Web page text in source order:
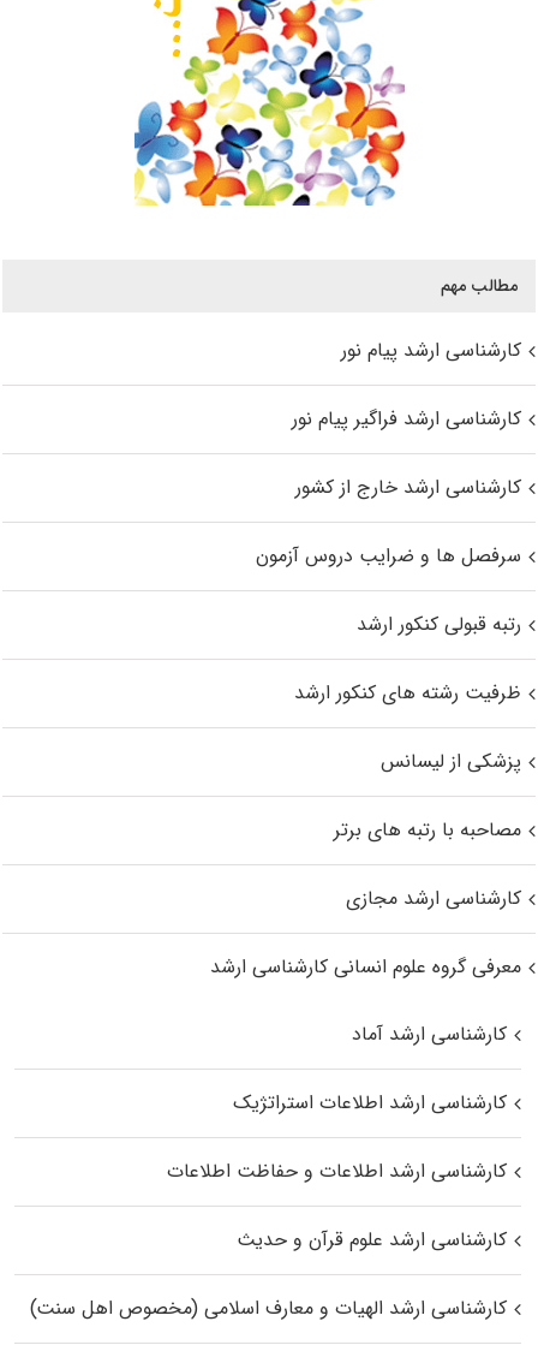
مطالب مهم
کارشناسی ارشد پیام نور
کارشناسی ارشد فراگیر پیام نور
کارشناسی ارشد خارج از کشور
سرفصل ها و ضرایب دروس آزمون
رتبه قبولی کنکور ارشد
ظرفیت رشته های کنکور ارشد
پزشکی از لیسانس
مصاحبه با رتبه های برتر
کارشناسی ارشد مجازی
معرفی گروه علوم انسانی کارشناسی ارشد
کارشناسی ارشد آماد
کارشناسی ارشد اطلاعات استراتژیک
کارشناسی ارشد اطلاعات و حفاظت اطلاعات
کارشناسی ارشد علوم قرآن و حدیث
کارشناسی ارشد الهیات و معارف اسلامی (مخصوص اهل سنت)